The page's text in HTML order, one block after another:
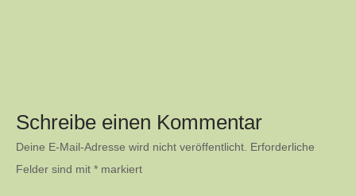
Schreibe einen Kommentar
Deine E-Mail-Adresse wird nicht veröffentlicht. Erforderliche
Felder sind mit * markiert